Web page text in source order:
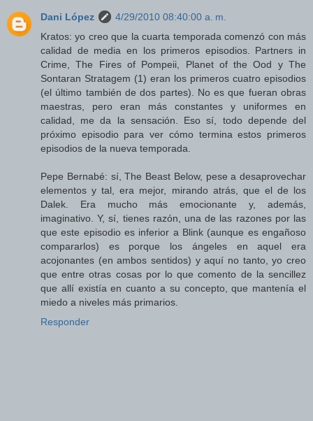
Dani López
4/29/2010 08:40:00 a. m.
Kratos: yo creo que la cuarta temporada comenzó con más
calidad de media en los primeros episodios. Partners in
Crime, The Fires of Pompeii, Planet of the Ood y The
Sontaran Stratagem (1) eran los primeros cuatro episodios
(el último también de dos partes). No es que fueran obras
maestras, pero eran más constantes y uniformes en
calidad, me da la sensación. Eso sí, todo depende del
próximo episodio para ver cómo termina estos primeros
episodios de la nueva temporada.
Pepe Bernabé: sí, The Beast Below, pese a desaprovechar
elementos y tal, era mejor, mirando atrás, que el de los
Dalek. Era mucho más emocionante y, además,
imaginativo. Y, sí, tienes razón, una de las razones por las
que este episodio es inferior a Blink (aunque es engañoso
compararlos) es porque los ángeles en aquel era
acojonantes (en ambos sentidos) y aquí no tanto, yo creo
que entre otras cosas por lo que comento de la sencillez
que allí existía en cuanto a su concepto, que mantenía el
miedo a niveles más primarios.
Responder